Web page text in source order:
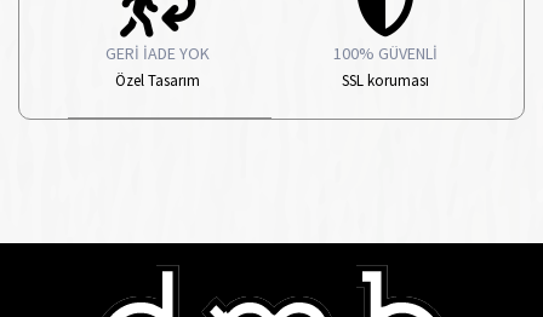
GERİ İADE YOK
Özel Tasarım
100% GÜVENLİ
SSL koruması